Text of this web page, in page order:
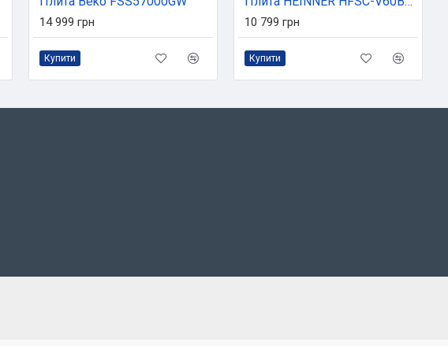
14 999 грн
Купити
10 799 грн
Купити